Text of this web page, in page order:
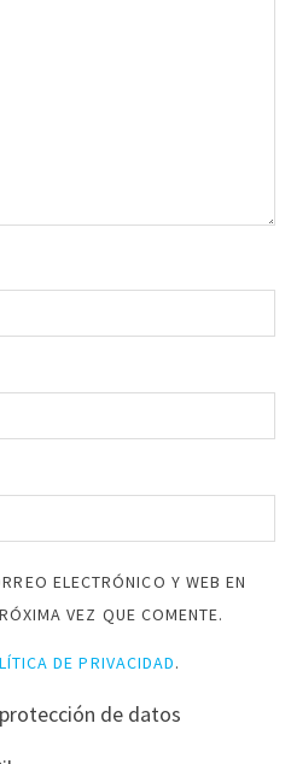
ELECTRÓNICO Y WEB EN
VEZ QUE COMENTE.
DE PRIVACIDAD.
de datos